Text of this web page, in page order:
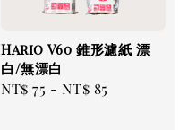
Hario V60 錐形濾紙 漂
白/無漂白
Regular
NT$ 75 -NT$ 85